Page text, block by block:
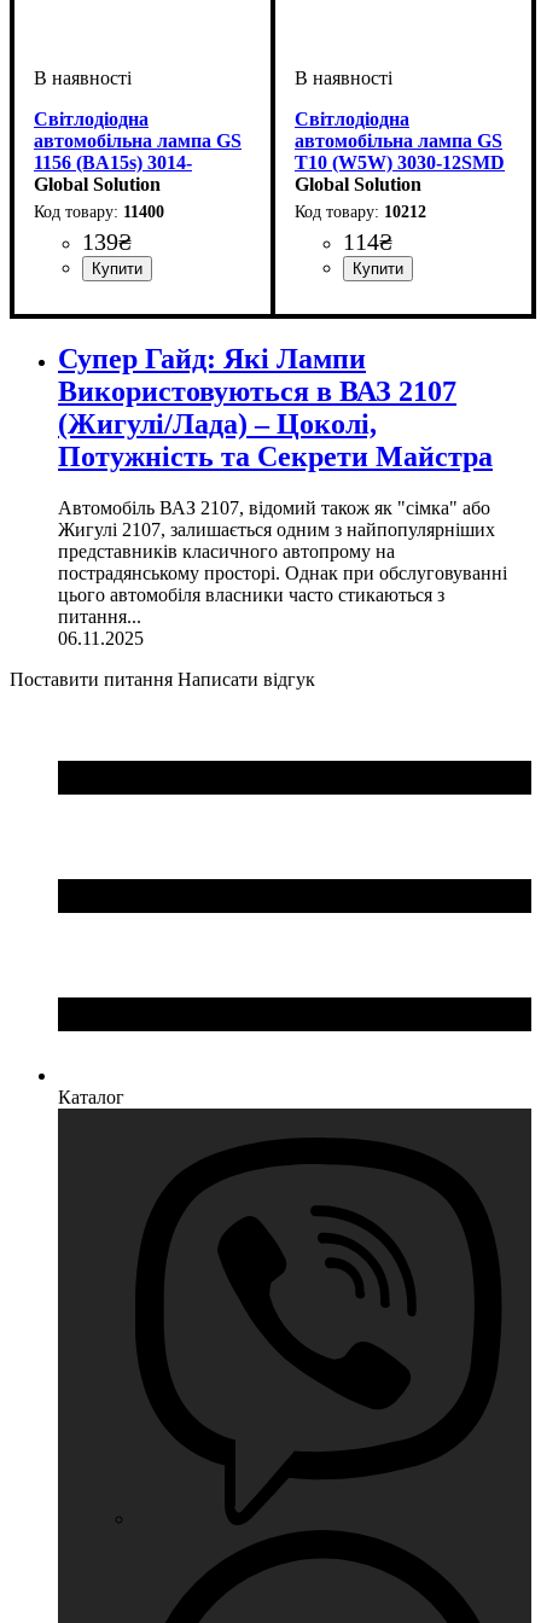
Світлодіодна
автомобільна лампа GS
1156 (BA15s) 3014-
57SMD CERAMIC 12-
24V White
Global Solution
11400
139₴
Габаритні вогні, Стоп-
SMD
SMD
6000 K
Світлодіодна
автомобільна лампа GS
T10 (W5W) 3030-12SMD
CREE CANBUS 12-24V
White
Global Solution
10212
114₴
Samsung
SMD
6000 K
Супер Гайд: Які Лампи
Використовуються в ВАЗ 2107
(Жигулі/Лада) – Цоколі,
Потужність та Секрети Майстра
Автомобіль ВАЗ 2107, відомий також як "сімка" або
Жигулі 2107, залишається одним з найпопулярніших
представників класичного автопрому на
пострадянському просторі. Однак при обслуговуванні
цього автомобіля власники часто стикаються з
питання...
06.11.2025
Поставити питання Написати відгук
Каталог